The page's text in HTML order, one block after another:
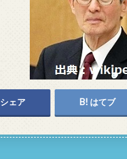
シェア はてブ